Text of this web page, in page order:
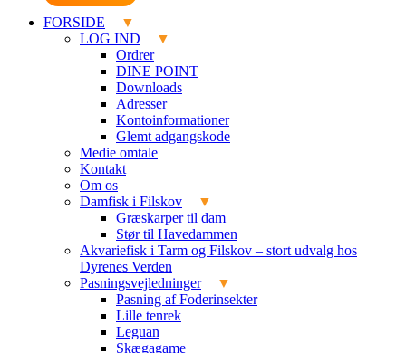
FORSIDE
LOG IND
Ordrer
DINE POINT
Downloads
Adresser
Kontoinformationer
Glemt adgangskode
Medie omtale
Kontakt
Om os
Damfisk i Filskov
Græskarper til dam
Stør til Havedammen
Akvariefisk i Tarm og Filskov – stort udvalg hos
Dyrenes Verden
Pasningsvejledninger
Pasning af Foderinsekter
Lille tenrek
Leguan
Skægagame